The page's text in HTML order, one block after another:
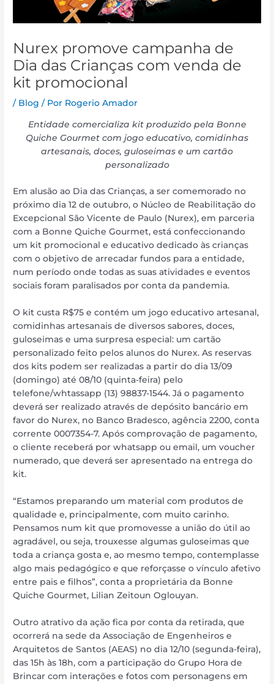
Nurex promove campanha de
Dia das Crianças com venda de
kit promocional
/ Blog / Por Rogerio Amador
Entidade comercializa kit produzido pela Bonne
Quiche Gourmet com jogo educativo, comidinhas
artesanais, doces, guloseimas e um cartão
personalizado
Em alusão ao Dia das Crianças, a ser comemorado no
próximo dia 12 de outubro, o Núcleo de Reabilitação do
Excepcional São Vicente de Paulo (Nurex), em parceria
com a Bonne Quiche Gourmet, está confeccionando
um kit promocional e educativo dedicado às crianças
com o objetivo de arrecadar fundos para a entidade,
num período onde todas as suas atividades e eventos
sociais foram paralisados por conta da pandemia.
O kit custa R$75 e contém um jogo educativo artesanal,
comidinhas artesanais de diversos sabores, doces,
guloseimas e uma surpresa especial: um cartão
personalizado feito pelos alunos do Nurex. As reservas
dos kits podem ser realizadas a partir do dia 13/09
(domingo) até 08/10 (quinta-feira) pelo
telefone/whtassapp (13) 98837-1544. Já o pagamento
deverá ser realizado através de depósito bancário em
favor do Nurex, no Banco Bradesco, agência 2200, conta
corrente 0007354-7. Após comprovação de pagamento,
o cliente receberá por whatsapp ou email, um voucher
numerado, que deverá ser apresentado na entrega do
kit.
“Estamos preparando um material com produtos de
qualidade e, principalmente, com muito carinho.
Pensamos num kit que promovesse a união do útil ao
agradável, ou seja, trouxesse algumas guloseimas que
toda a criança gosta e, ao mesmo tempo, contemplasse
algo mais pedagógico e que reforçasse o vínculo afetivo
entre pais e filhos”, conta a proprietária da Bonne
Quiche Gourmet, Lilian Zeitoun Oglouyan.
Outro atrativo da ação fica por conta da retirada, que
ocorrerá na sede da Associação de Engenheiros e
Arquitetos de Santos (AEAS) no dia 12/10 (segunda-feira),
das 15h às 18h, com a participação do Grupo Hora de
Brincar com interações e fotos com personagens em